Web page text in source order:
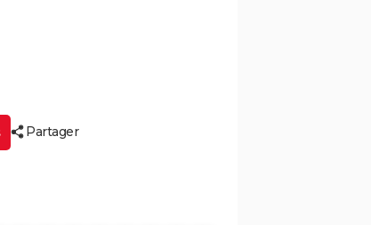
Partager